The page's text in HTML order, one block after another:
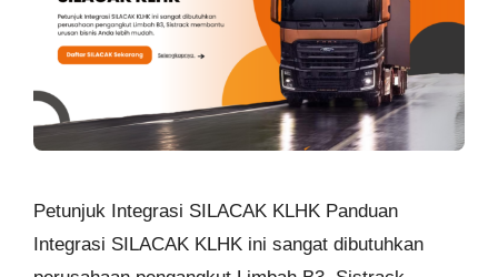
Petunjuk Integrasi SILACAK KLHK Panduan
Integrasi SILACAK KLHK ini sangat dibutuhkan